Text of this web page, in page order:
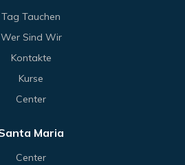
Tag Tauchen
Wer Sind Wir
Kontakte
Kurse
Center
Maria
Center